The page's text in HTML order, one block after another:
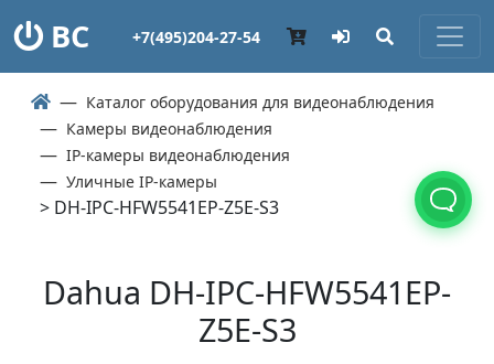
ВС +7(495)204-27-54
Каталог оборудования для видеонаблюдения
Камеры видеонаблюдения
IP-камеры видеонаблюдения
Уличные IP-камеры
> DH-IPC-HFW5541EP-Z5E-S3
Dahua DH-IPC-HFW5541EP-
Z5E-S3